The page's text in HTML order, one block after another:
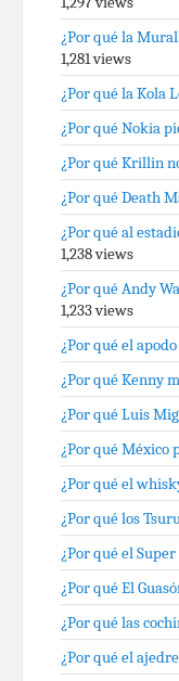
¿Por qué la
1,281 views
¿Por qué la Kola
¿Por qué Nokia
¿Por qué Krillin
¿Por qué Death
¿Por qué al
1,238 views
¿Por qué Andy
1,233 views
¿Por qué el
¿Por qué Kenny
¿Por qué Luis
¿Por qué México
¿Por qué el
¿Por qué los
¿Por qué el
¿Por qué El
¿Por qué las
¿Por qué el